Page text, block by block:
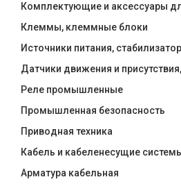
Комплектующие и аксессуары
Клеммы, клеммные блоки
Источники питания,
Датчики движения и
Реле промышленные
Промышленная безопасность
Приводная техника
Кабель и кабеленесущие
Арматура кабельная